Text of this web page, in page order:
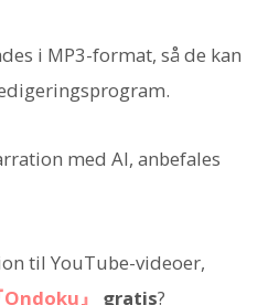
i MP3-format, så de kan
med AI, anbefales
til YouTube-videoer,
Ondoku』 gratis?